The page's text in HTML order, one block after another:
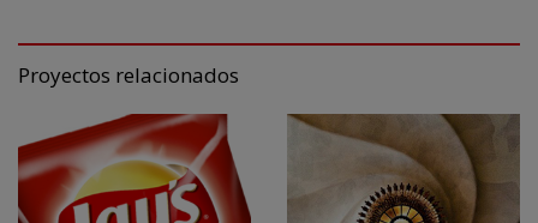
Proyectos relacionados